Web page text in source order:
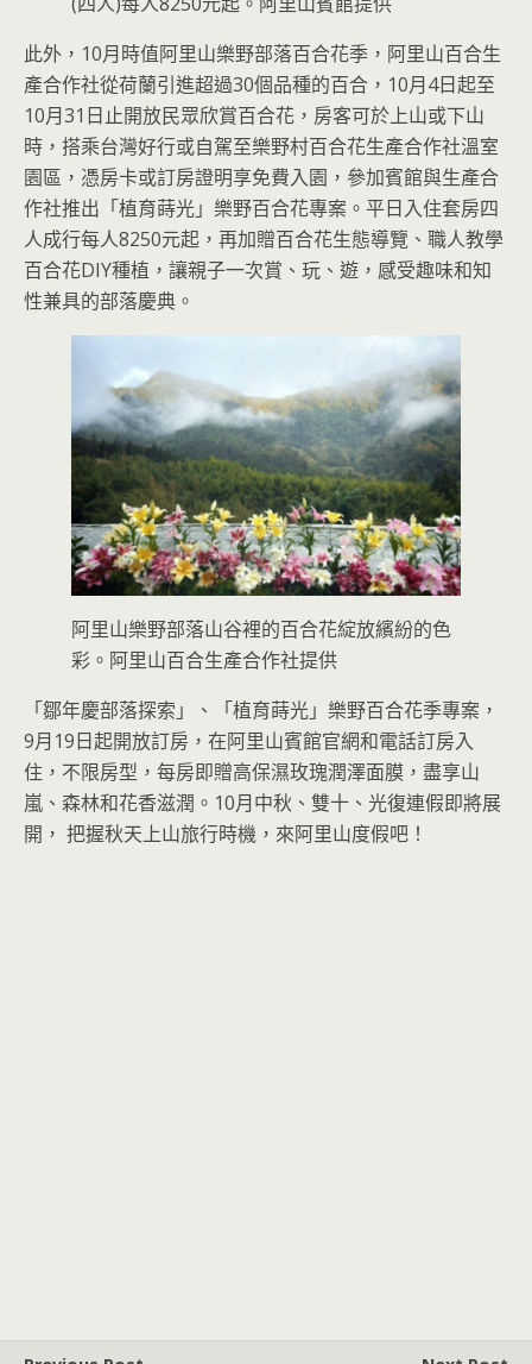
此外，10月時值阿里山樂野部落百合花季，阿里山百合生
產合作社從荷蘭引進超過30個品種的百合，10月4日起至
10月31日止開放民眾欣賞百合花，房客可於上山或下山
時，搭乘台灣好行或自駕至樂野村百合花生產合作社溫室
園區，憑房卡或訂房證明享免費入園，參加賓館與生產合
作社推出「植育蒔光」樂野百合花專案。平日入住套房四
人成行每人8250元起，再加贈百合花生態導覽、職人教學
百合花DIY種植，讓親子一次賞、玩、遊，感受趣味和知
性兼具的部落慶典。
阿里山樂野部落山谷裡的百合花綻放繽紛的色
彩。阿里山百合生產合作社提供
「鄒年慶部落探索」、「植育蒔光」樂野百合花季專案，
9月19日起開放訂房，在阿里山賓館官網和電話訂房入
住，不限房型，每房即贈高保濕玫瑰潤澤面膜，盡享山
嵐、森林和花香滋潤。10月中秋、雙十、光復連假即將展
開， 把握秋天上山旅行時機，來阿里山度假吧！